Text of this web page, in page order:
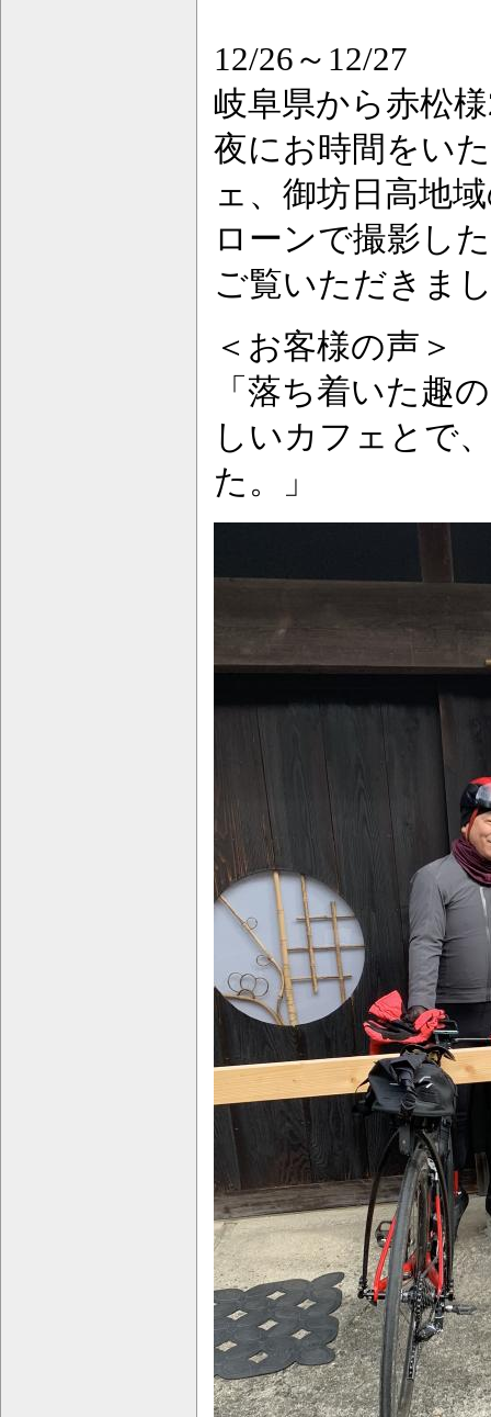
12/26～12/27
岐阜県から赤松
夜にお時間をい
ェ、御坊日高地
ローンで撮影し
ご覧いただきま
＜お客様の声＞
「落ち着いた趣
しいカフェとで
た。」